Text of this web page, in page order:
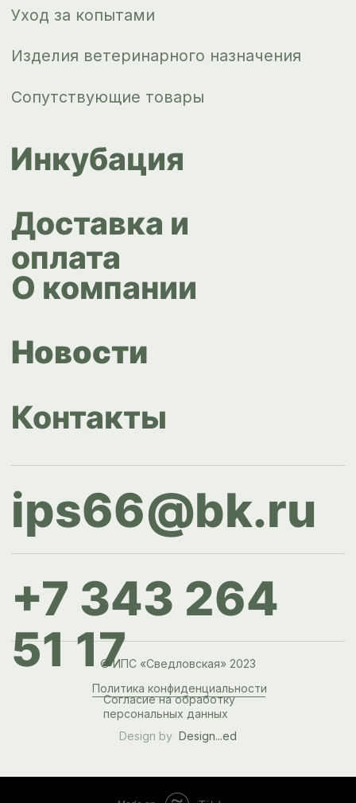
Design...ed
Design by
ips66@bk.ru
+7 343 264
51 17
оплата
О компании
© ИПС «Сведловская» 2023